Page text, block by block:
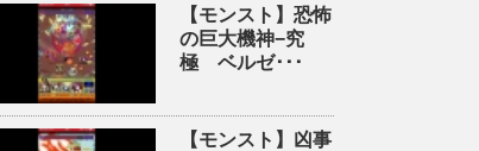
【モンスト】恐怖
の巨大機神−究
極 ベルゼ･･･
【モンスト】凶事